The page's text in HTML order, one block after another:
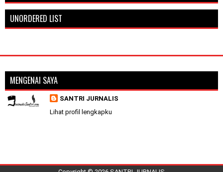
UNORDERED LIST
MENGENAI SAYA
SANTRI JURNALIS
Lihat profil lengkapku